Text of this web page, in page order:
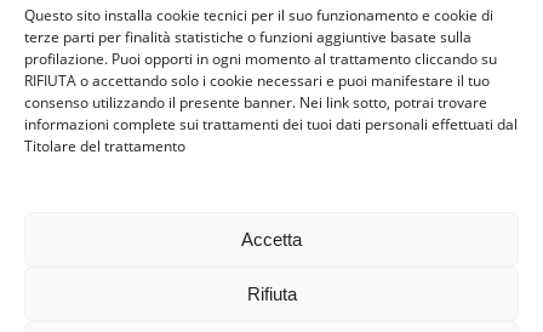
Questo sito installa cookie tecnici per il suo funzionamento e cookie di
terze parti per finalità statistiche o funzioni aggiuntive basate sulla
profilazione. Puoi opporti in ogni momento al trattamento cliccando su
RIFIUTA o accettando solo i cookie necessari e puoi manifestare il tuo
consenso utilizzando il presente banner. Nei link sotto, potrai trovare
informazioni complete sui trattamenti dei tuoi dati personali effettuati dal
Titolare del trattamento
Accetta
Rifiuta
Famiglie per l’accoglienza nel mondo